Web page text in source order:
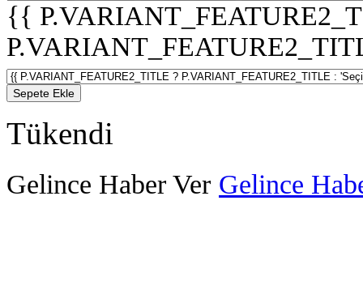
{{
Sepete Ekle
Tükendi
Gelince Haber Ver Gelince